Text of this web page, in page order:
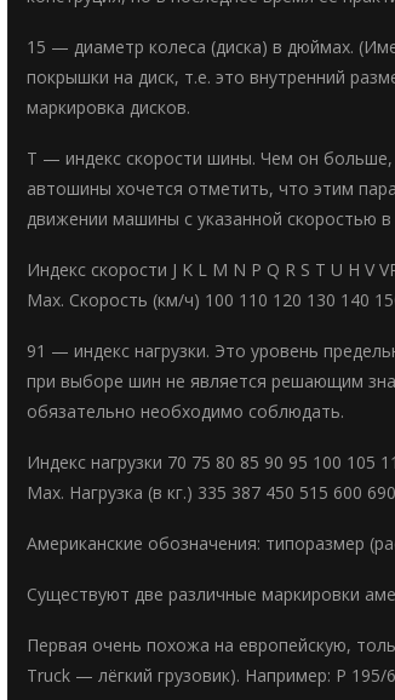
15 — диаметр колеса (диска) в дюймах.
покрышки на диск, т.е. это внутренний
маркировка дисков.
T — индекс скорости шины. Чем он
автошины хочется отметить, что этим
движении машины с указанной скоростью в
Индекс скорости J K L M N P Q R S T U H V
Мах. Скорость (км/ч) 100 110 120 130 140
91 — индекс нагрузки. Это уровень
при выборе шин не является решающим
обязательно необходимо соблюдать.
Индекс нагрузки 70 75 80 85 90 95 100 105
Мах. Нагрузка (в кг.) 335 387 450 515 600
Американские обозначения: типоразмер
Существуют две различные маркировки
Первая очень похожа на европейскую,
Truck — лёгкий грузовик). Например: P 195/